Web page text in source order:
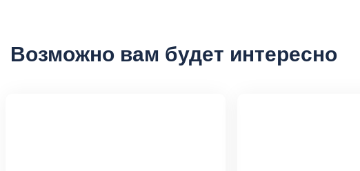
Возможно вам будет интересно